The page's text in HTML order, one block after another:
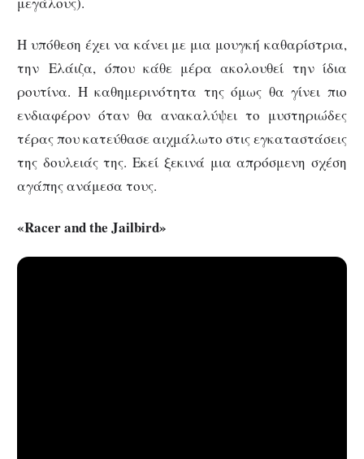
Η υπόθεση έχει να κάνει με μια μουγκή καθαρίστρια,
την Ελάιζα, όπου κάθε μέρα ακολουθεί την ίδια
ρουτίνα. Η καθημερινότητα της όμως θα γίνει πιο
ενδιαφέρον όταν θα ανακαλύψει το μυστηριώδες
τέρας που κατεύθασε αιχμάλωτο στις εγκαταστάσεις
της δουλειάς της. Εκεί ξεκινά μια απρόσμενη σχέση
αγάπης ανάμεσα τους.
«Racer and the Jailbird»